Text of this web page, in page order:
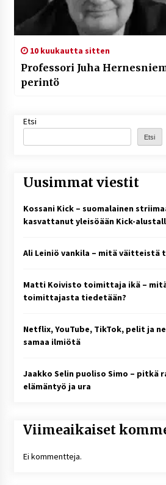
10 kuukautta sitten
Professori Juha
perintö
Etsi
Etsi
Uusimmat viestit
Kossani Kick – suomalainen
kasvattanut yleisöään Kick-
Ali Leiniö vankila – mitä väitteistä
Matti Koivisto toimittaja ikä –
toimittajasta tiedetään?
Netflix, YouTube, TikTok, pelit ja
samaa ilmiötä
Jaakko Selin puoliso Simo – pitkä
elämäntyö ja ura
Viimeaikaiset
Ei kommentteja.